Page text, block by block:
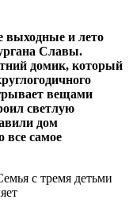
выходные и лето
Славы.
домик, который
вещами
светлую
дом
все самое